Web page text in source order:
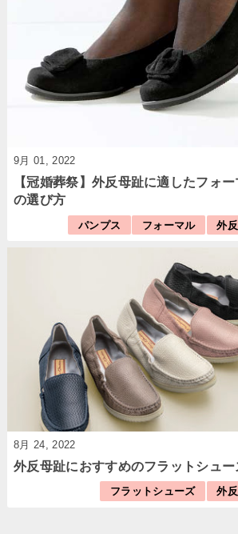
9月 01, 2022
【冠婚葬祭】外反母趾に適したフォ
の選び方
パンプス フォーマル 外
8月 24, 2022
外反母趾におすすめのフラットシュー
フラットシューズ 外